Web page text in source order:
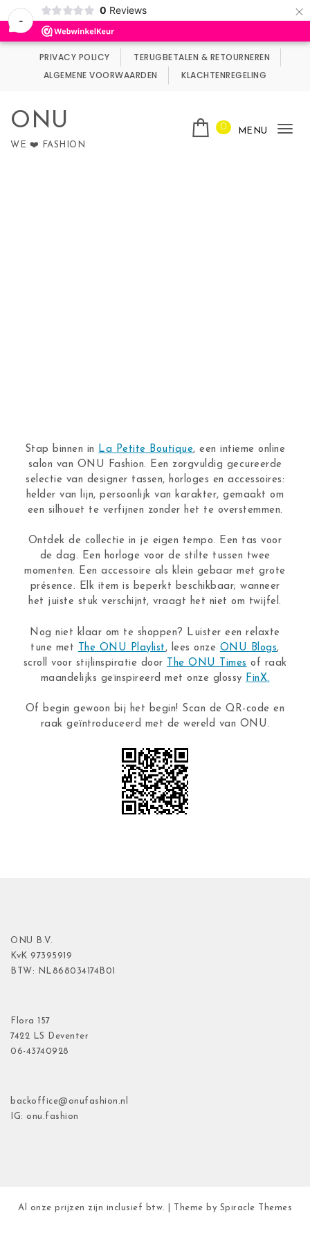
-
0 Reviews ×
Wij maken gebruik van cookies.
PRIVACY POLICY
TERUGBETALEN & RETOURNEREN
ALGEMENE VOORWAARDEN
KLACHTENREGELING
ONU
WE ❤️ FASHION
0 MENU
Stap binnen in La Petite Boutique, een intieme online
salon van ONU Fashion. Een zorgvuldig gecureerde
selectie van designer tassen, horloges en accessoires:
helder van lijn, persoonlijk van karakter, gemaakt om
een silhouet te verfijnen zonder het te overstemmen.
Ontdek de collectie in je eigen tempo. Een tas voor
de dag. Een horloge voor de stilte tussen twee
momenten. Een accessoire als klein gebaar met grote
présence. Elk item is beperkt beschikbaar; wanneer
het juiste stuk verschijnt, vraagt het niet om twijfel.
Nog niet klaar om te shoppen? Luister een relaxte
tune met
The ONU Playlist , lees onze ONU Blogs,
scroll voor stijlinspiratie door
The ONU Times of raak
maandelijks geïnspireerd met onze glossy FinX.
Of begin gewoon bij het begin! Scan de QR-code en
raak geïntroduceerd met de wereld van ONU.
ONU B.V.
KvK 97395919
BTW: NL868034174B01
Flora 157
7422 LS Deventer
06-43740928
backoffice@onufashion.nl
IG: onu.fashion
Al onze prijzen zijn inclusief btw. | Theme by Spiracle Themes